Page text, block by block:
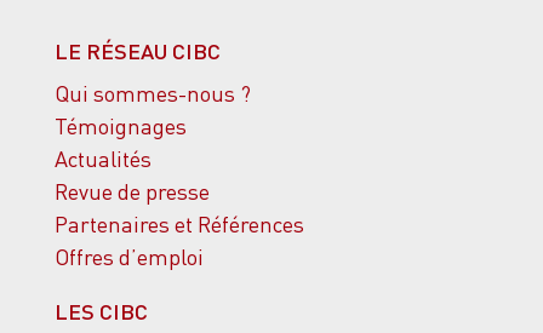
LE RÉSEAU CIBC
Qui sommes-nous ?
Témoignages
Actualités
Revue de presse
Partenaires et Références
Offres d’emploi
LES CIBC